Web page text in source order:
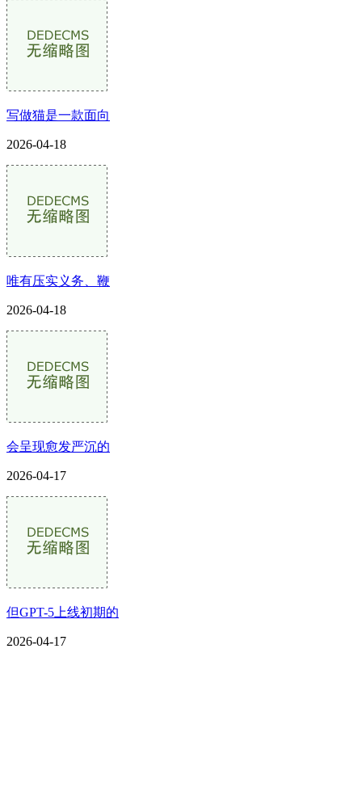
写做猫是一款面向
2026-04-18
唯有压实义务、鞭
2026-04-18
会呈现愈发严沉的
2026-04-17
但GPT-5上线初期的
2026-04-17